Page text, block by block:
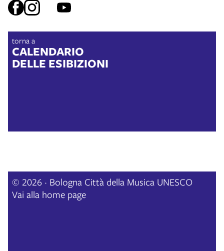
torna a
CALENDARIO
DELLE ESIBIZIONI
© 2026 · Bologna Città della Musica UNESCO
Vai alla home page